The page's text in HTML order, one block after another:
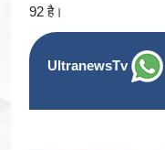
92 है।
UltranewsTv